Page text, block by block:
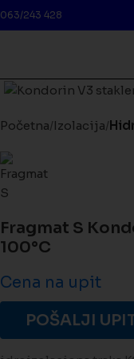
063/243 428
Početna Izolacija
Fragmat S
100°C
Cena na upit
POŠALJI